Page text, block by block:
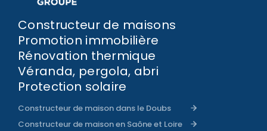
Constructeur de maisons
Promotion immobilière
Rénovation thermique
Véranda, pergola, abri
Protection solaire
Constructeur de maison dans le Doubs
Constructeur de maison en Saône et Loire